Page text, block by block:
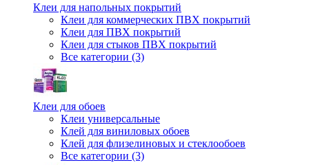
Клеи для напольных покрытий
Клеи для коммерческих ПВХ покрытий
Клеи для ПВХ покрытий
Клеи для стыков ПВХ покрытий
Все категории (3)
Клеи для обоев
Клеи универсальные
Клей для виниловых обоев
Клей для флизелиновых и стеклообоев
Все категории (3)